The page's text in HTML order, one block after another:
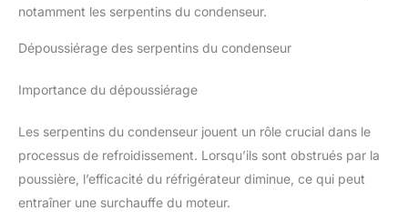
notamment les serpentins du condenseur.
Dépoussiérage des serpentins du condenseur
Importance du dépoussiérage
Les serpentins du condenseur jouent un rôle crucial dans le
processus de refroidissement. Lorsqu’ils sont obstrués par la
poussière, l’efficacité du réfrigérateur diminue, ce qui peut
entraîner une surchauffe du moteur.